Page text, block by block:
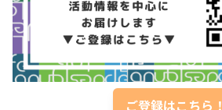
ご登録はこちら！